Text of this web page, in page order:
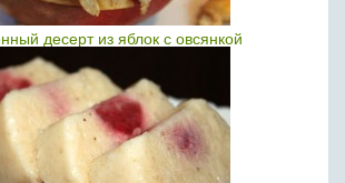
десерт из яблок с овсянкой